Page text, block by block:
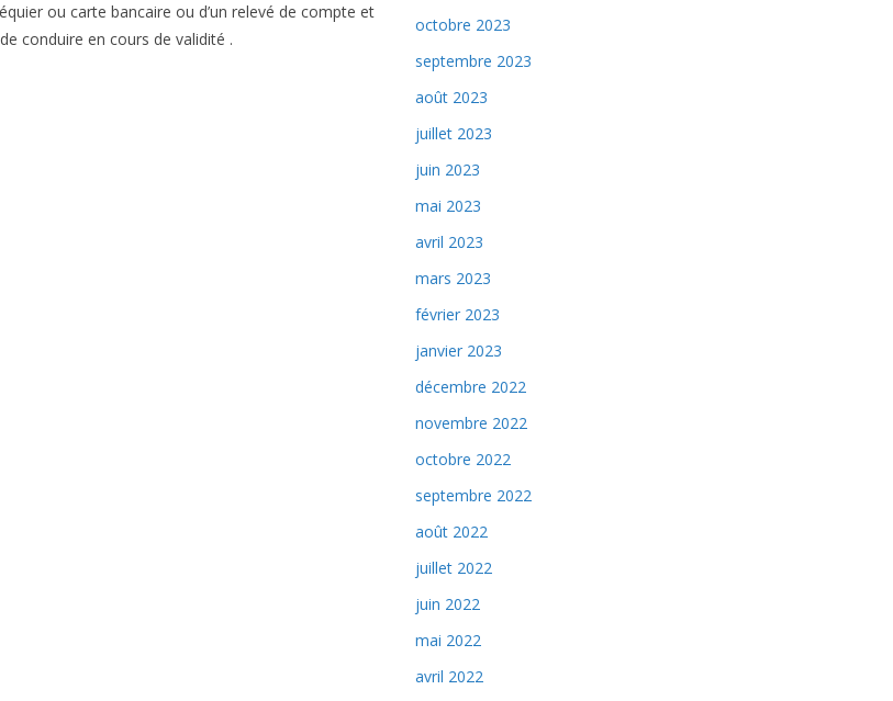
ou carte bancaire ou d’un relevé de compte et
conduire en cours de validité .
octobre 2023
septembre 2023
août 2023
juillet 2023
juin 2023
mai 2023
avril 2023
mars 2023
février 2023
janvier 2023
décembre 2022
novembre 2022
octobre 2022
septembre 2022
août 2022
juillet 2022
juin 2022
mai 2022
avril 2022